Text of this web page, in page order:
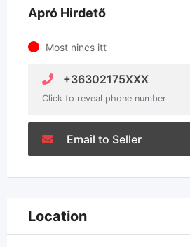
Apró Hirdető
Most nincs itt
+36302175XXX
Click to reveal phone number
Email to Seller
Location